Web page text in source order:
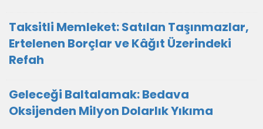
Taksitli Memleket: Satılan Taşınmazlar,
Ertelenen Borçlar ve Kâğıt Üzerindeki
Refah
Geleceği Baltalamak: Bedava
Oksijenden Milyon Dolarlık Yıkıma